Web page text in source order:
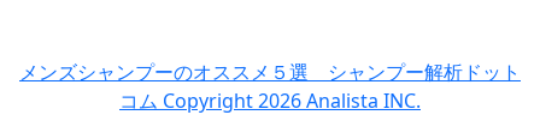
メンズシャンプーのオススメ５選 シャンプー解析ドット
コム Copyright 2026 Analista INC.